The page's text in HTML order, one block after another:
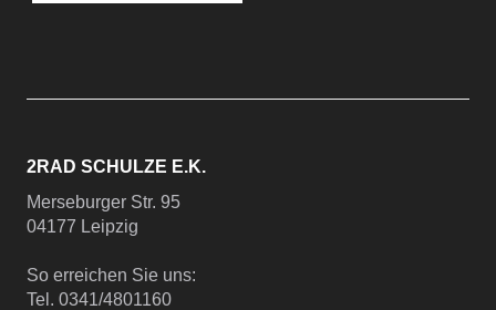
2RAD SCHULZE E.K.
Merseburger Str. 95
04177 Leipzig
So erreichen Sie uns:
Tel. 0341/4801160